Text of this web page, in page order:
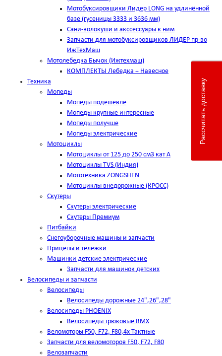
Мотобуксировщики Лидер LONG на удлинённой
базе (гусеницы 3333 и 3636 мм)
Сани-волокуши и акссессуары к ним
Запчасти для мотобуксировщиков ЛИДЕР пр-во
ИжТехМаш
Мотолебедка Бычок (Ижтехмаш)
КОМПЛЕКТЫ Лебедка + Навесное
Техника
Мопеды
Мопеды подешевле
Мопеды крупные интересные
Мопеды получше
Мопеды электрические
Мотоциклы
Мотоциклы от 125 до 250 см3 кат А
Мотоциклы TVS (Индия)
Мототехника ZONGSHEN
Мотоциклы внедорожные (КРОСС)
Скутеры
Скутеры электрические
Скутеры Премиум
Питбайки
Снегоуборочные машины и запчасти
Прицепы и тележки
Машинки детские электрические
Запчасти для машинок детских
Велосипеды и запчасти
Велосипеды
Велосипеды дорожные 24",26",28"
Велосипеды PHOENIX
Велосипеды трюковые BMX
Веломоторы F50, F72, F80,4х Тактные
Запчасти для веломоторов F50, F72, F80
Велозапчасти
Рассчитать доставку